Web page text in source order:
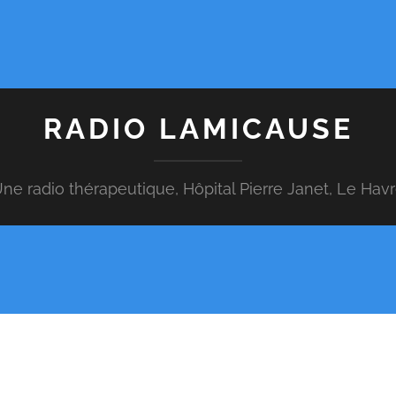
RADIO LAMICAUSE
radio thérapeutique, Hôpital Pierre Janet, Le